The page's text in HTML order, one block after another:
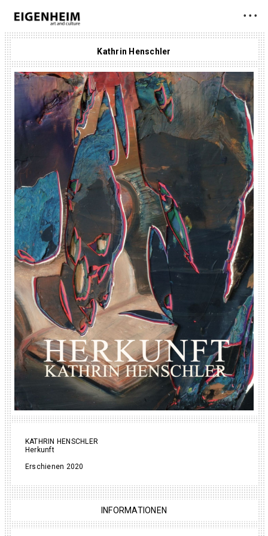
• • •
Kathrin Henschler
KATHRIN HENSCHLER
Herkunft
Erschienen 2020
INFORMATIONEN